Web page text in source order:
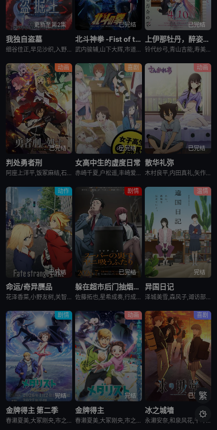
更新至第2集
我独自盗墓
细谷佳正,早见沙织,入野自由,诹访部顺一
已完结
北斗神拳 -Fist of the North Star-
武内骏辅,山下大辉,市道真央
已完结
上伊那牡丹，醉姿如百合
铃代纱弓,青山吉能,寿美菜子,天海由梨奈,富田美忧,河濑茉希
动画
已完结
判处勇者刑
阿座上洋平,饭冢麻结,石上静香,堀江瞬,土岐隼一,上田燿司,松冈祯丞,福岛润,千叶翔也,日笠阳子,中村悠一,大西沙织
喜剧
已完结
女高中生的虚度日常
赤崎千夏,户松遥,丰崎爱生,长绳麻理亚,富田美忧,高桥李依,佐藤聪美,市道真央,兴津和幸,上田丽奈,名冢佳织,落合福嗣,松冈祯丞,岛崎信长
动画
已完结
散华礼弥
木村良平,内田真礼,矢作纱友里,井口裕香,荻野晴朗,石冢运升,西山宏太朗,桑岛法子,岩濑周平,西口杏里沙
动作
已完结
命运/奇异赝品
花泽香菜,小野友树,关智一,诸星堇,小林优,Lynn,小西克幸,内田真礼,森久保祥太郎,羽多野涉,松冈祯丞,堀内贤雄,古贺葵,橘龙丸,浪川大辅,榎木淳弥,咲野俊介
剧情
已完结
躲在超市后门抽烟的两人
佐藤拓也,星希成奏,行成桃姬,丰口惠美,安田陆矢,日笠阳子,高桥伸也
温情
完结
异国日记
泽城美雪,森风子,诹访部顺一,诸星堇,松井惠理子,近藤隆,大原沙耶香
剧情
完结
金牌得主 第二季
春濑夏美,大冢刚央,市之濑加那,内田雄马,小市真琴,坂泰斗,阿部菜摘子,伊藤舞音,长绳麻理亚,田中美海,远野光,田中贵子,夏吉优子,山村响,蓝原琴美,茅野爱衣
动画
完结
金牌得主
春濑夏美,大冢刚央,市之濑加那,内田雄马
喜剧
已完结
冰之城墙
永濑安奈,和泉风花,千叶翔也,猪股慧士,新福樱,小林千晃,鬼头明里,波多野翔,川井田夏海
繁
